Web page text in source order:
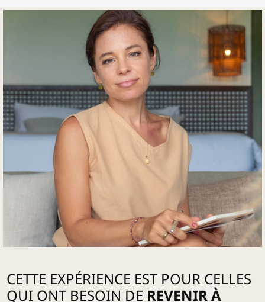
CETTE EXPÉRIENCE EST POUR CELLES
QUI ONT BESOIN DE REVENIR À